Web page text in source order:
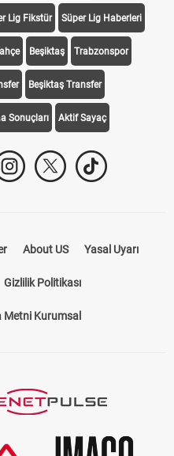
Lig Fikstür Süper Lig Haberleri
Beşiktaş Trabzonspor
Beşiktaş Transfer
Sonuçları Aktif Sayaç
About US Yasal Uyarı
Gizlilik Politikası
Metni Kurumsal